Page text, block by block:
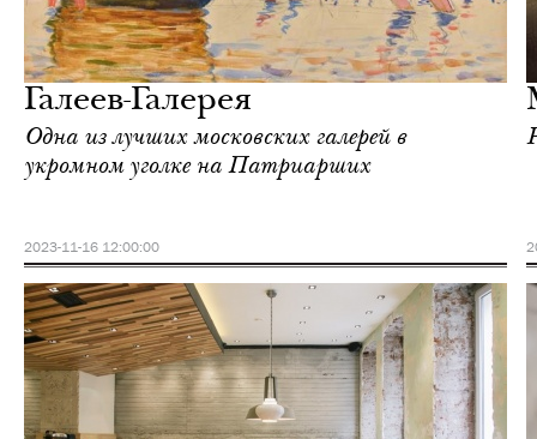
Галеев-Галерея
Одна из лучших московских галерей в
укромном уголке на Патриарших
2023-11-16 12:00:00